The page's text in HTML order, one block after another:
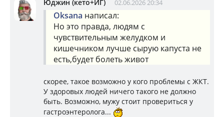
Юджин (кето+ИГ) 02.06.2026 20:34
Oksana написал:
Но это правда, людям с
чувствительным желудком и
кишечником лучше сырую капуста не
есть,будет болеть живот
скорее, такое возможно у кого проблемы с ЖКТ.
У здоровых людей ничего такого не должно
быть. Возможно, мужу стоит провериться у
гастроэнтеролога...